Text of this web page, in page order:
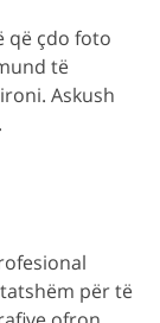
që çdo foto
të
Askush
për të